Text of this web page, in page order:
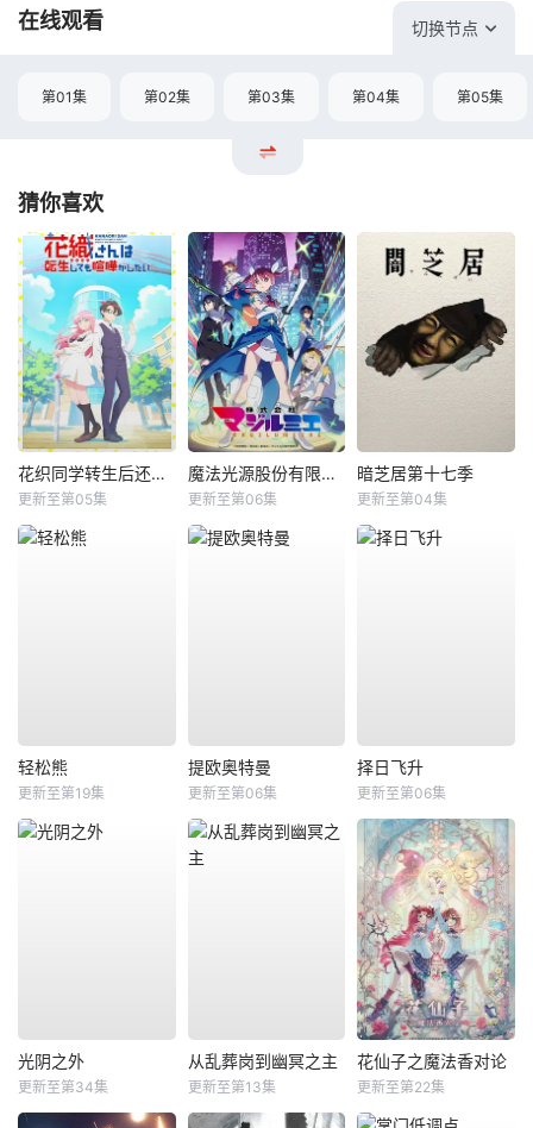
在线观看 切换节点
第01集 第02集 第03集 第04集 第05集
猜你喜欢
花织同学转生后还是想干架
更新至第05集
魔法光源股份有限公司第二季
更新至第06集
暗芝居第十七季
更新至第04集
轻松熊
更新至第19集
提欧奥特曼
更新至第06集
择日飞升
更新至第06集
光阴之外
更新至第34集
从乱葬岗到幽冥之主
更新至第13集
花仙子之魔法香对论
更新至第22集